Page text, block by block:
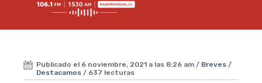
Publicado el 6 noviembre, 2021 a las 8:26 am / Breves /
Destacamos / 637 lecturas